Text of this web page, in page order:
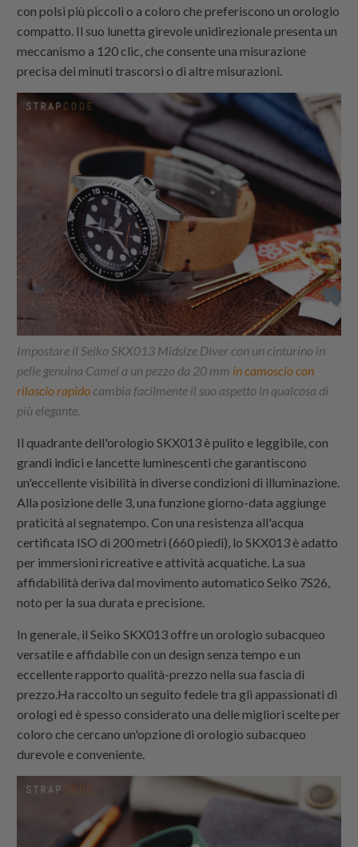
con polsi più piccoli o a coloro che preferiscono un orologio
compatto. Il suo lunetta girevole unidirezionale presenta un
meccanismo a 120 clic, che consente una misurazione
precisa dei minuti trascorsi o di altre misurazioni.
Impostare il Seiko SKX013 Midsize Diver con un cinturino in
pelle genuina Camel a un pezzo da 20 mm in camoscio con
rilascio rapido cambia facilmente il suo aspetto in qualcosa di
più elegante.
Il quadrante dell'orologio SKX013 è pulito e leggibile, con
grandi indici e lancette luminescenti che garantiscono
un'eccellente visibilità in diverse condizioni di illuminazione.
Alla posizione delle 3, una funzione giorno-data aggiunge
praticità al segnatempo. Con una resistenza all'acqua
certificata ISO di 200 metri (660 piedi), lo SKX013 è adatto
per immersioni ricreative e attività acquatiche. La sua
affidabilità deriva dal movimento automatico Seiko 7S26,
noto per la sua durata e precisione.
In generale, il Seiko SKX013 offre un orologio subacqueo
versatile e affidabile con un design senza tempo e un
eccellente rapporto qualità-prezzo nella sua fascia di
prezzo.Ha raccolto un seguito fedele tra gli appassionati di
orologi ed è spesso considerato una delle migliori scelte per
coloro che cercano un'opzione di orologio subacqueo
durevole e conveniente.